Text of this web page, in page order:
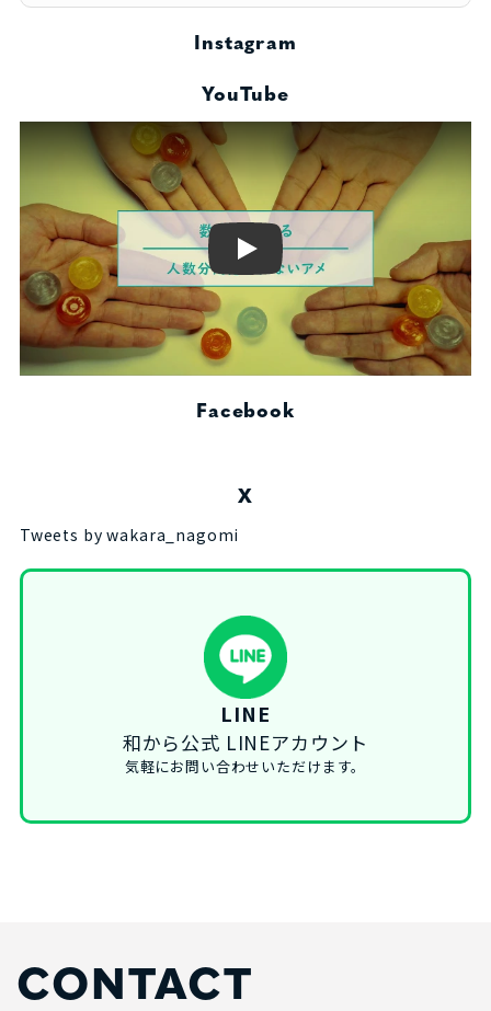
Instagram
YouTube
Play
Facebook
X
Tweets by wakara_nagomi
LINE
和から公式 LINEアカウント
気軽にお問い合わせいただけます。
CONTACT